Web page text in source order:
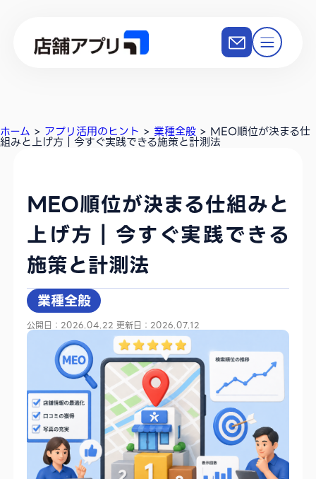
ホーム > アプリ活用のヒント > 業種全般 > MEO順位が決まる仕
組みと上げ方｜今すぐ実践できる施策と計測法
MEO順位が決まる仕組みと
上げ方｜今すぐ実践できる
施策と計測法
業種全般
公開日：2026.04.22 更新日：2026.07.12